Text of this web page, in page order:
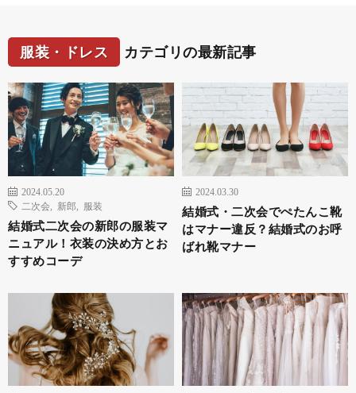
服装・ドレス カテゴリの最新記事
2024.05.20
二次会
新郎 服装
結婚式二次会の新郎の服装マ
ニュアル！衣装の決め方とお
すすめコーデ
2024.03.30
結婚式・二次会でぺたんこ靴
はマナー違反？結婚式のお呼
ばれ靴マナー